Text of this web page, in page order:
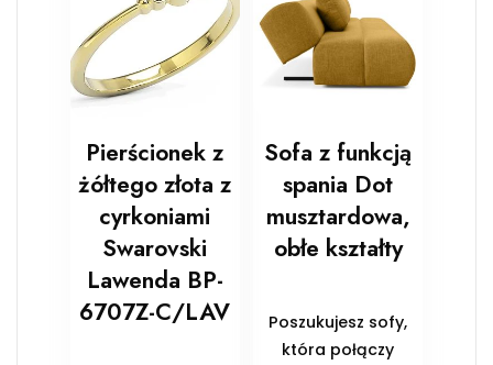
Pierścionek z
żółtego złota z
cyrkoniami
Swarovski
Lawenda BP-
6707Z-C/LAV
Sofa z funkcją
spania Dot
musztardowa,
obłe kształty
Poszukujesz sofy,
która połączy